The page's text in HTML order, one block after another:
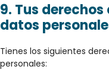
9. Tus
datos
Tienes los siguientes
personales: